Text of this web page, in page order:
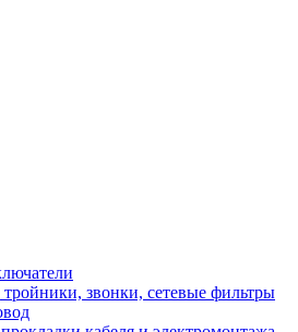
звонки, сетевые фильтры